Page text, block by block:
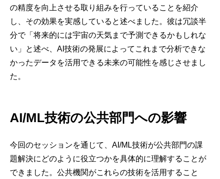
の精度を向上させる取り組みを行っていることを紹介
し、その効果を実感していると述べました。彼は冗談半
分で「将来的には宇宙の天気まで予測できるかもしれな
い」と述べ、AI技術の発展によってこれまで分析できな
かったデータを活用できる未来の可能性を感じさせまし
た。
AI/ML技術の公共部門への影響
今回のセッションを通じて、AI/ML技術が公共部門の課
題解決にどのように役立つかを具体的に理解することが
できました。公共機関がこれらの技術を活用すること